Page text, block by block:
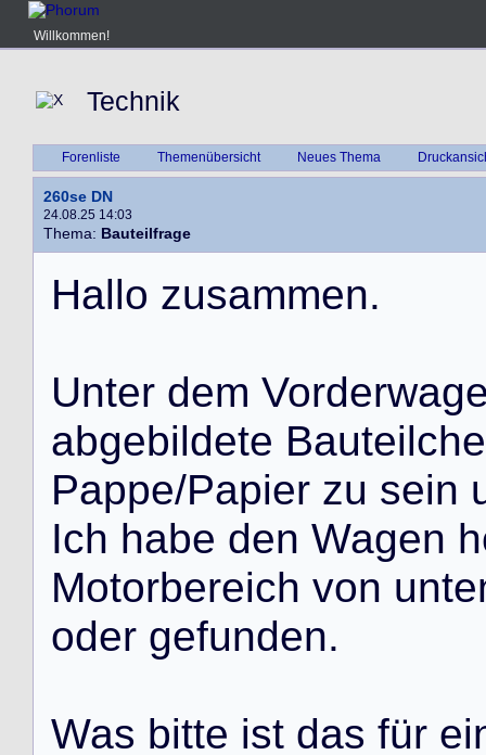
Willkommen!
Technik
Forenliste Themenübersicht Neues Thema
260se DN
24.08.25 14:03
Thema: Bauteilfrage
Hallo zusammen.
Unter dem Vorderwag
abgebildete Bauteilche
Pappe/Papier zu sein
Ich habe den Wagen h
Motorbereich von unte
oder gefunden.
Was bitte ist das für ei